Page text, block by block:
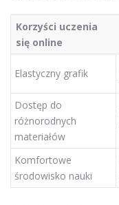
Korzyści uczenia
się online
Elastyczny grafik
Dostęp do
różnorodnych
materiałów
Komfortowe
środowisko nauki